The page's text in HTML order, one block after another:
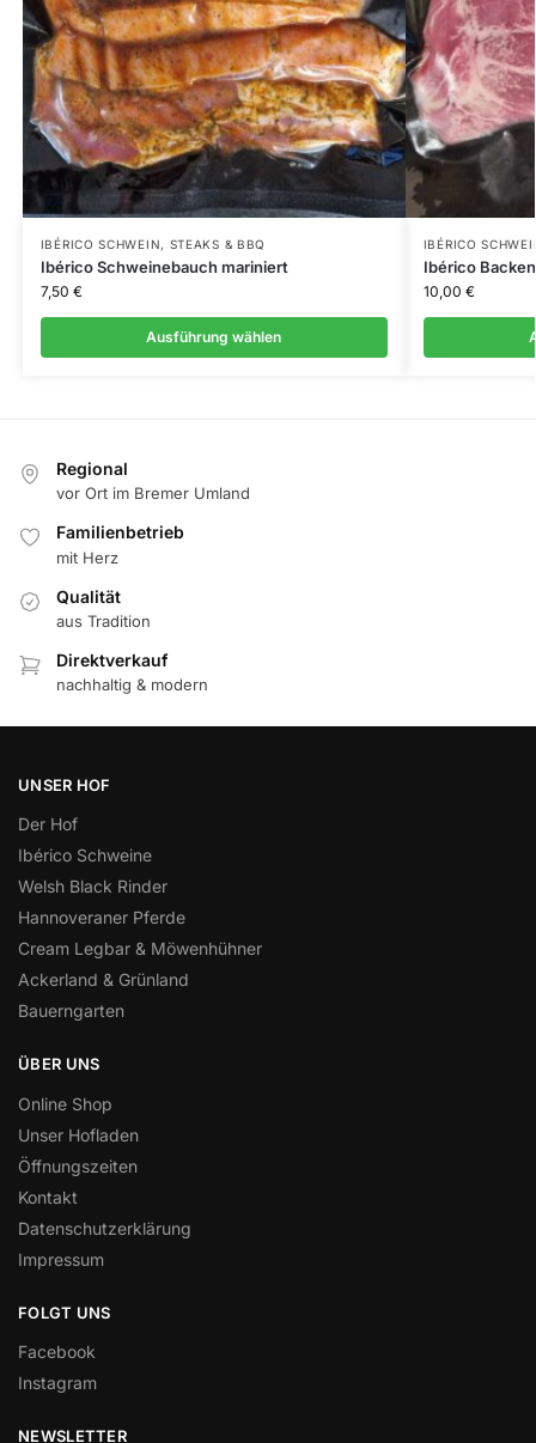
IBÉRICO SCHWEIN, STEAKS & BBQ
Ibérico Schweinebauch mariniert
7,50 €
Ausführung wählen
IBÉRICO
Ibérico Backen
10,00 €
Regional
vor Ort im Bremer Umland
Familienbetrieb
mit Herz
Qualität
aus Tradition
Direktverkauf
nachhaltig & modern
UNSER HOF
Der Hof
Ibérico Schweine
Welsh Black Rinder
Hannoveraner Pferde
Cream Legbar & Möwenhühner
Ackerland & Grünland
Bauerngarten
ÜBER UNS
Online Shop
Unser Hofladen
Öffnungszeiten
Kontakt
Datenschutzerklärung
Impressum
FOLGT UNS
Facebook
Instagram
NEWSLETTER